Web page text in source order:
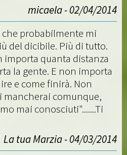
micaela - 02/04/2014
probabilmente mi
del dicibile. Più di tutto.
importa quanta distanza
la gente. E non importa
e come finirà. Non
mancherai comunque,
mai conosciuti".......Ti
La tua Marzia - 04/03/2014